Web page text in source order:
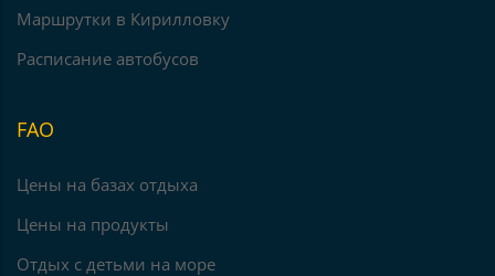
Маршрутки в Кирилловку
Расписание автобусов
FAO
Цены на базах отдыха
Цены на продукты
Отдых с детьми на море